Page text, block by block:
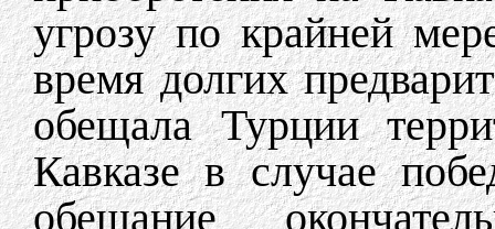
угрозу по крайней
время долгих
обещала Турции
Кавказе в случае
обещание